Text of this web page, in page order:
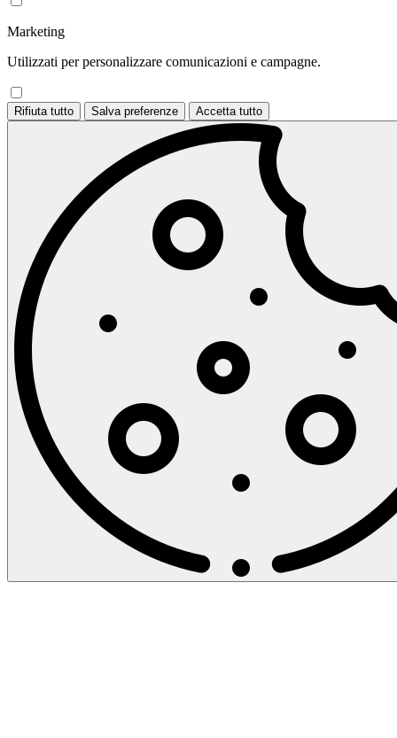
Marketing
Utilizzati per personalizzare comunicazioni e campagne.
Rifiuta tutto Salva preferenze Accetta tutto